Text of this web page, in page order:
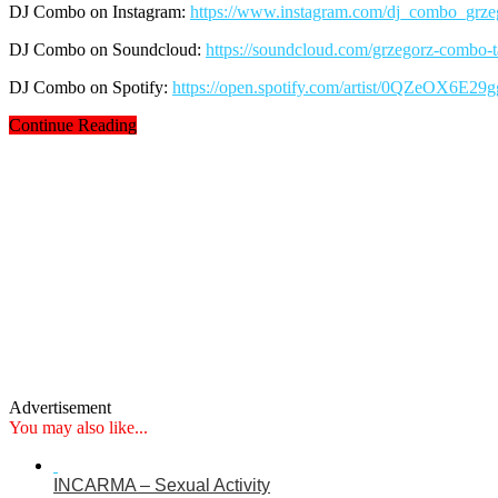
DJ Combo on Instagram: https://www.instagram.com/
DJ Combo on Soundcloud: https://soundcloud.com/grzegorz-combo-
DJ Combo on Spotify: https://open.spotify.com/artist/
Continue Reading
Advertisement
You may also like...
INCARMA – Sexual Activity